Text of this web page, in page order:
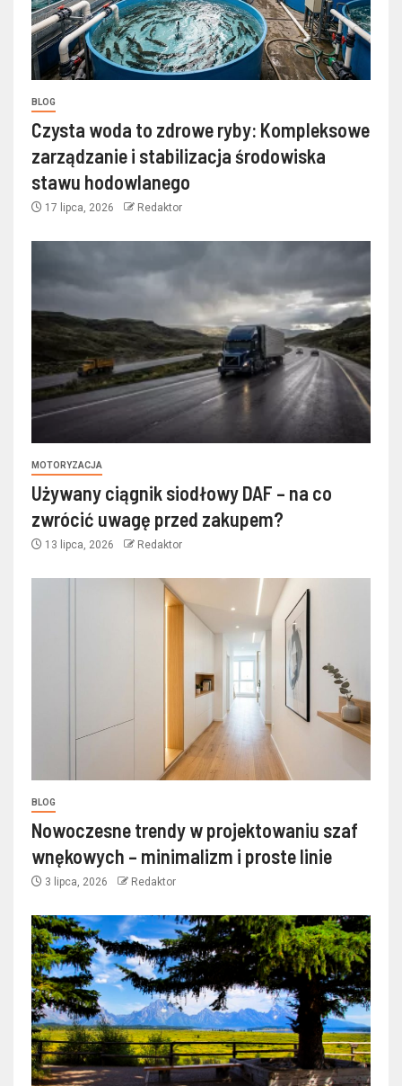
BLOG
Czysta woda to zdrowe ryby: Kompleksowe
zarządzanie i stabilizacja środowiska
stawu hodowlanego
17 lipca, 2026 Redaktor
MOTORYZACJA
Używany ciągnik siodłowy DAF – na co
zwrócić uwagę przed zakupem?
13 lipca, 2026 Redaktor
BLOG
Nowoczesne trendy w projektowaniu szaf
wnękowych – minimalizm i proste linie
3 lipca, 2026 Redaktor